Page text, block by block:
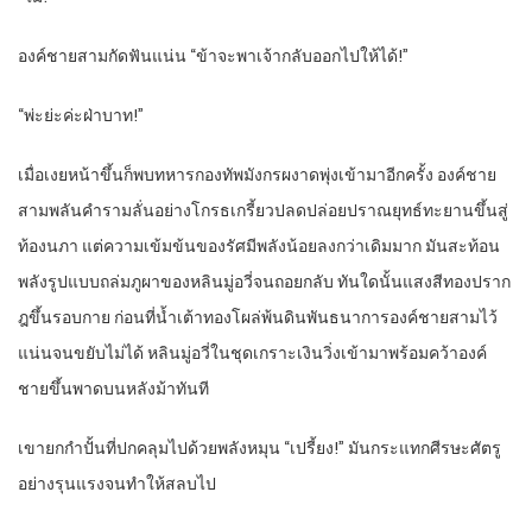
องค์ชายสามกัดฟันแน่น “ข้าจะพาเจ้ากลับออกไปให้ได้!”
“พ่ะย่ะค่ะฝ่าบาท!”
เมื่อเงยหน้าขึ้นก็พบทหารกองทัพมังกรผงาดพุ่งเข้ามาอีกครั้ง องค์ชาย
สามพลันคำรามลั่นอย่างโกรธเกรี้ยวปลดปล่อยปราณยุทธ์ทะยานขึ้นสู่
ท้องนภา แต่ความเข้มข้นของรัศมีพลังน้อยลงกว่าเดิมมาก มันสะท้อน
พลังรูปแบบถล่มภูผาของหลินมู่อวี่จนถอยกลับ ทันใดนั้นแสงสีทองปราก
ฎขึ้นรอบกาย ก่อนที่น้ำเต้าทองโผล่พ้นดินพันธนาการองค์ชายสามไว้
แน่นจนขยับไม่ได้ หลินมู่อวี่ในชุดเกราะเงินวิ่งเข้ามาพร้อมคว้าองค์
ชายขึ้นพาดบนหลังม้าทันที
เขายกกำปั้นที่ปกคลุมไปด้วยพลังหมุน “เปรี้ยง!” มันกระแทกศีรษะศัตรู
อย่างรุนแรงจนทำให้สลบไป